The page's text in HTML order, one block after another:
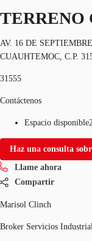
TERRENO
AV. 16 DE
CUAUHTEMOC, C.P.
31555
Contáctenos
Espacio disponible
Haz una consulta
Llame ahora
Compartir
Marisol Clinch
Broker Servicios